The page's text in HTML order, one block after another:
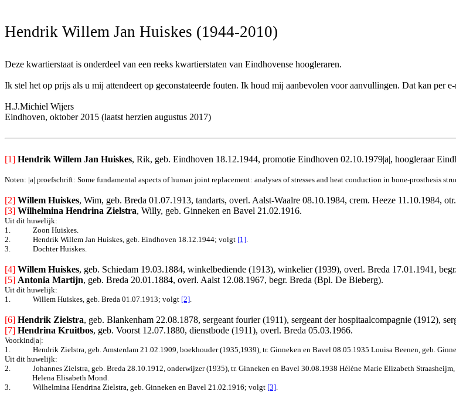
Hendrik Willem Jan Huiskes (1944-2010)
Deze kwartierstaat is onderdeel van een reeks kwartierstaten van Eindhovense hoogleraren.
Ik stel het op prijs als u mij attendeert op geconstateerde fouten. Ik houd mij aanbevolen voor aanvullingen. Dat kan per
H.J.Michiel Wijers
Eindhoven, oktober 2015 (laatst herzien augustus 2017)
[1] Hendrik Willem Jan Huiskes, Rik, geb. Eindhoven 18.12.1944, promotie Eindhoven 02.10.1979|a|, hoogleraar
Noten: |a| proefschrift: Some fundamental aspects of human joint replacement: analyses of stresses and heat conduction in bone-prosthesis
[2] Willem Huiskes, Wim, geb. Breda 01.07.1913, tandarts, overl. Aalst-Waalre 08.10.1984, crem. Heeze 11.10.1984,
[3] Wilhelmina Hendrina Zielstra, Willy, geb. Ginneken en Bavel 21.02.1916.
Uit dit huwelijk:
1.
Zoon Huiskes.
2.
Hendrik Willem Jan Huiskes, geb. Eindhoven 18.12.1944; volgt [1].
3.
Dochter Huiskes.
[4] Willem Huiskes, geb. Schiedam 19.03.1884, winkelbediende (1913), winkelier (1939), overl. Breda 17.01.1941,
[5] Antonia Martijn, geb. Breda 20.01.1884, overl. Aalst 12.08.1967, begr. Breda (Bpl. De Bieberg).
Uit dit huwelijk:
1.
Willem Huiskes, geb. Breda 01.07.1913; volgt [2].
[6] Hendrik Zielstra, geb. Blankenham 22.08.1878, sergeant fourier (1911), sergeant der hospitaalcompagnie (1912),
[7] Hendrina Kruitbos, geb. Voorst 12.07.1880, dienstbode (1911), overl. Breda 05.03.1966.
Voorkind|a|:
1.
Hendrik Zielstra, geb. Amsterdam 21.02.1909, boekhouder (1935,1939), tr. Ginneken en Bavel 08.05.1935 Louisa Beenen, geb.
Uit dit huwelijk:
2.
Johannes Zielstra, geb. Breda 28.10.1912, onderwijzer (1935), tr. Ginneken en Bavel 30.08.1938 Hélène Marie Elizabeth
Helena Elisabeth Mond.
3.
Wilhelmina Hendrina Zielstra, geb. Ginneken en Bavel 21.02.1916; volgt [3].